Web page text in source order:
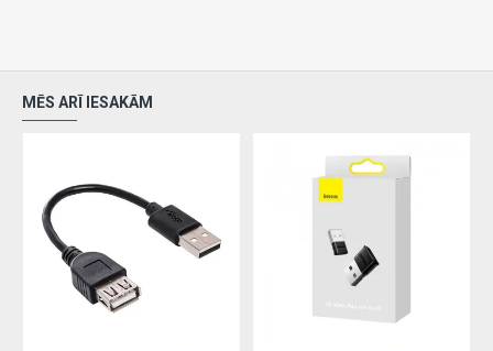
MĒS ARĪ IESAKĀM